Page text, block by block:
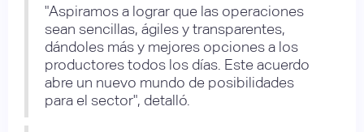
"Aspiramos a lograr que las operaciones
sean sencillas, ágiles y transparentes,
dándoles más y mejores opciones a los
productores todos los días. Este acuerdo
abre un nuevo mundo de posibilidades
para el sector", detalló.